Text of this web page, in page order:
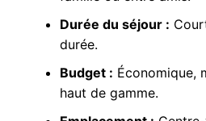
Durée du séjour :
durée.
Budget : Économique,
haut de gamme.